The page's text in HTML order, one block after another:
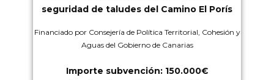
seguridad de taludes del Camino El Porís
Financiado por Consejería de Política Territorial, Cohesión y
Aguas del Gobierno de Canarias
Importe subvención: 150.000€